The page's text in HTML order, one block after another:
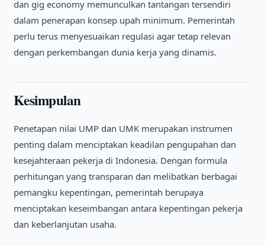
dan gig economy memunculkan tantangan tersendiri
dalam penerapan konsep upah minimum. Pemerintah
perlu terus menyesuaikan regulasi agar tetap relevan
dengan perkembangan dunia kerja yang dinamis.
Kesimpulan
Penetapan nilai UMP dan UMK merupakan instrumen
penting dalam menciptakan keadilan pengupahan dan
kesejahteraan pekerja di Indonesia. Dengan formula
perhitungan yang transparan dan melibatkan berbagai
pemangku kepentingan, pemerintah berupaya
menciptakan keseimbangan antara kepentingan pekerja
dan keberlanjutan usaha.